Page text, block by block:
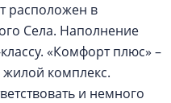
расположен в
Села. Наполнение
«Комфорт плюс» –
комплекс.
и немного